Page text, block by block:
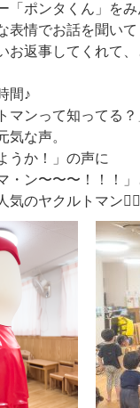
「ポンタくん」を
表情でお話を聞いて
お返事してくれて
間♪
マンって知ってる
気な声。
うか！」の声に
・ン〜〜〜！！！
のヤクルトマン🦸‍♂️